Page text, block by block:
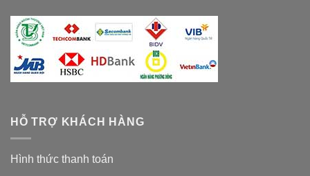
HỖ TRỢ KHÁCH HÀNG
Hình thức thanh toán